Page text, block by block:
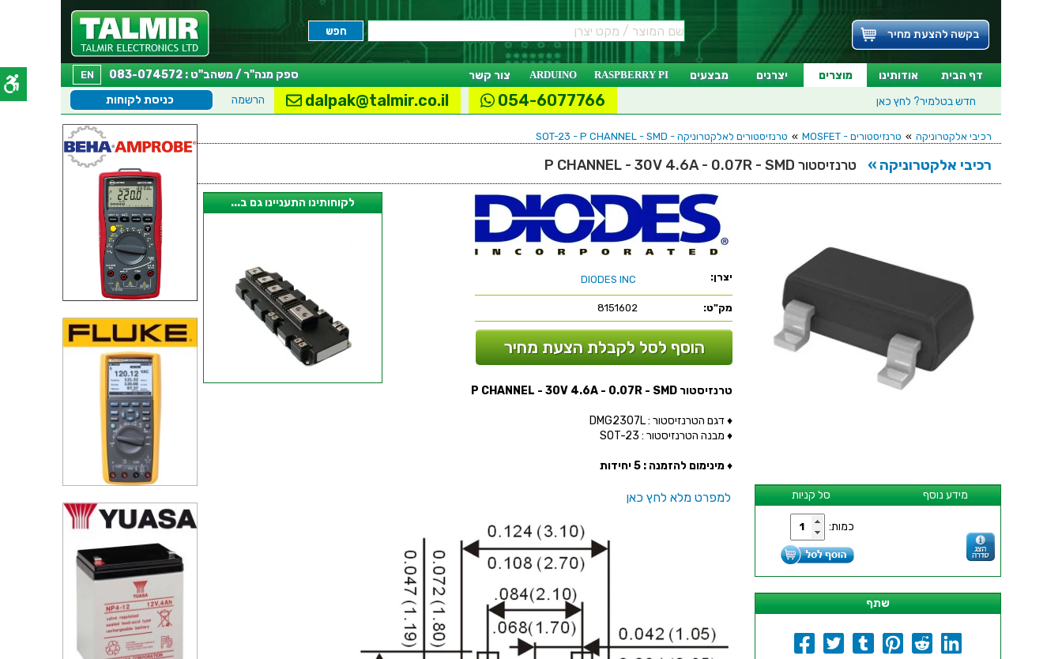
בקשה להצעת מחיר
דף הבית אודותינו מוצרים יצרנים מבצעים RASPBERRY PI
ARDUINO צור קשר EN
ספק מנה"ר / משהב"ט : 083-074572
חדש בטלמיר? לחץ כאן כניסת לקוחות הרשמה dalpak@talmir.co.il 054-6077766
רכיבי אלקטרוניקה » טרנזיסטורים - MOSFET » טרנזיסטורים לאלקטרוניקה - SOT-23 - P CHANNEL - SMD
רכיבי אלקטרוניקה » טרנזיסטור P CHANNEL - 30V 4.6A - 0.07R - SMD
סל קניות מידע נוסף
כמות:
שתף
יצרן: DIODES INC
מק"ט: 8151602
הוסף לסל לקבלת הצעת מחיר
לקוחותינו התעניינו גם ב...
טרנזיסטור - IGBT MODULE - N
CH - 1700V 1000A - 6250W
טרנזיסטור P CHANNEL - 30V 4.6A - 0.07R - SMD
♦ דגם הטרנזיסטור : DMG2307L
♦ מבנה הטרנזיסטור : SOT-23
♦מינימום להזמנה : 5 יחידות
למפרט מלא לחץ כאן